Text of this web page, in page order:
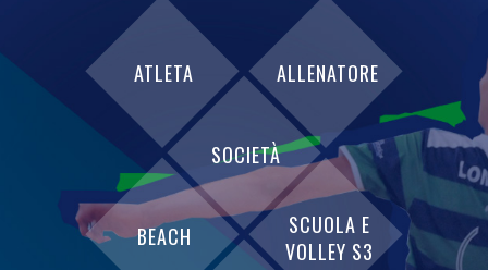
ALLENATORE
SOCIETÀ
BEACH
ATLETA
SCUOLA E
VOLLEY S3